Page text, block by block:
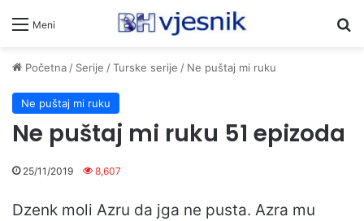
Meni
Početna/ Serije /Turske serije / Ne puštaj mi ruku
Ne puštaj mi ruku
Ne puštaj mi ruku 51 epizoda
25/11/2019 8,607
Dzenk moli Azru da jga ne pusta. Azra mu